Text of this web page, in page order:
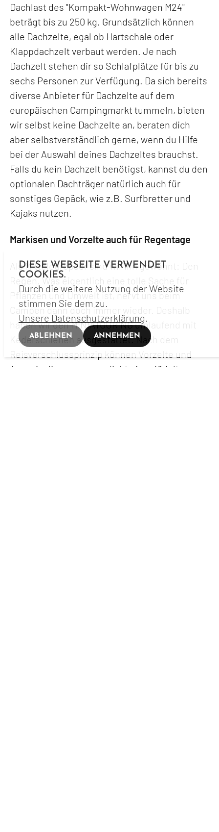
Dachlast des "Kompakt-Wohnwagen M24"
beträgt bis zu 250 kg. Grundsätzlich können
alle Dachzelte, egal ob Hartschale oder
Klappdachzelt verbaut werden. Je nach
Dachzelt stehen dir so Schlafplätze für bis zu
sechs Personen zur Verfügung. Da sich bereits
diverse Anbieter für Dachzelte auf dem
europäischen Campingmarkt tummeln, bieten
wir selbst keine Dachzelte an, beraten dich
aber selbstverständlich gerne, wenn du Hilfe
bei der Auswahl deines Dachzeltes brauchst.
Falls du kein Dachzelt benötigst, kannst du den
optionalen Dachträger natürlich auch für
sonstiges Gepäck, wie z.B. Surfbretter und
Kajaks nutzen.
Markisen und Vorzelte auch für Regentage
Als Mitteleuropäer sind wir ihn gewöhnt: Den
Regen. Was eigentlich eine tolle Sache für
Pflanzen und Umwelt ist, nervt uns beim
Campen dann doch immer wieder. Deshalb
haben wir den MINIATOURING umlaufend mit
Kederschienen ausgestattet. Nach dem
Reisverschlussprinzip können Vorzelte und
Tarps in diesen wasserdicht eingefädelt
DIESE WEBSEITE VERWENDET
COOKIES.
Durch die weitere Nutzung der Website
stimmen Sie dem zu.
Unsere Datenschutzerklärung.
ABLEHNEN ANNEHMEN